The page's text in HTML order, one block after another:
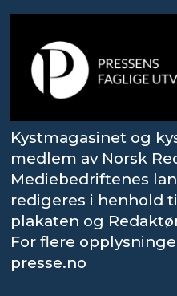
Kystmagasinet og
medlem av Norsk
Mediebedriftenes
redigeres i henhold
plakaten og
For flere
presse.no